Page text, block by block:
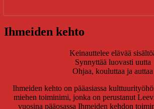
Ihmeiden
kehto
Ihmeiden kehto
Keinauttelee elävää
Synnyttää luovasti uutta
Ohjaa, kouluttaa ja auttaa
Ihmeiden kehto on pääasiassa
miehen toiminimi, jonka on perustanut
vuosina pääosassa Ihmeiden kehdon